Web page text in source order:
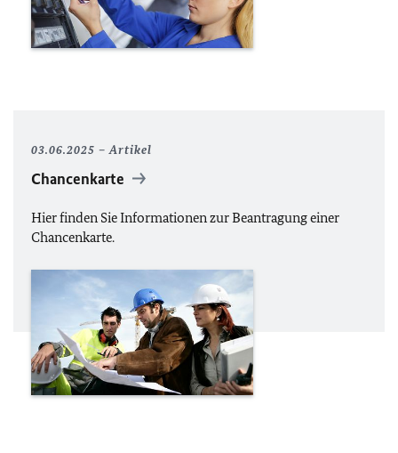
03.06.2025 Artikel
Chancenkarte
Hier finden Sie Informationen zur Beantragung einer
Chancenkarte.